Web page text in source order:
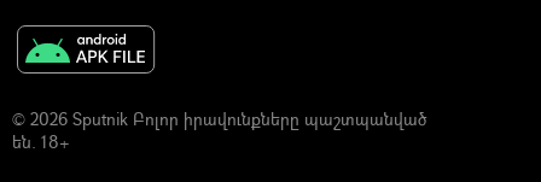
© 2026 Sputnik Բոլոր իրավունքները պաշտպանված
են. 18+